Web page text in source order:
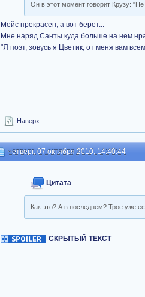
Он в этот момент говорит Крузу:
Мейс прекрасен, а вот берет...
Мне наряд Санты куда больше на нем
"Я поэт, зовусь я Цветик, от меня вам
Наверх
Четверг, 07 октября 2010, 14:40:44
Цитата
Как это? А в последнем? Трое уже
СКРЫТЫЙ ТЕКСТ